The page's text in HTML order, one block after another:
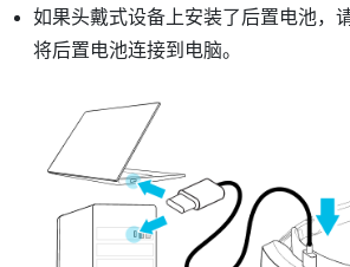
如果头戴式设备上安装了后置电池，
将后置电池连接到电脑。